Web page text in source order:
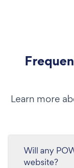
Learn more
Will any
website?